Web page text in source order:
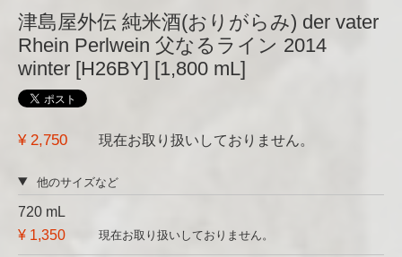
津島屋外伝 純米酒(おりがらみ) der vater
Rhein Perlwein 父なるライン 2014
winter [H26BY] [1,800 mL]
¥ 2,750 現在お取り扱いしておりません。
他のサイズなど
720 mL
¥ 1,350
現在お取り扱いしておりません。